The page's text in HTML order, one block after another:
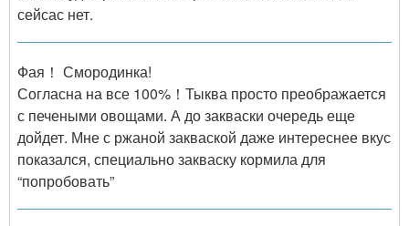
сейсас нет.
Фая！ Смородинка!
Согласна на все 100%！Тыква просто преображается
с печеными овощами. А до закваски очередь еще
дойдет. Мне с ржаной закваской даже интереснее вкус
показался, специально закваску кормила для
“попробовать”